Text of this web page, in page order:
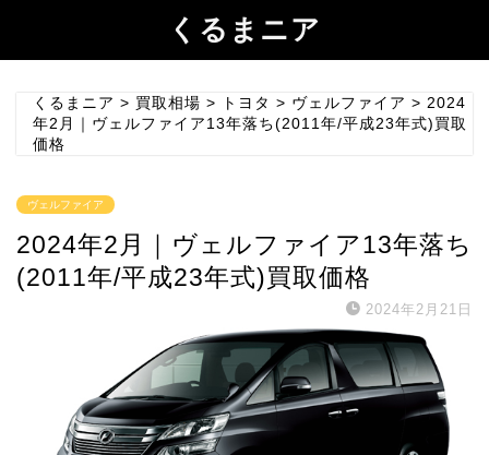
くるまニア
くるまニア > 買取相場 > トヨタ > ヴェルファイア > 2024
年2月｜ヴェルファイア13年落ち(2011年/平成23年式)買取
価格
ヴェルファイア
2024年2月｜ヴェルファイア13年落ち
(2011年/平成23年式)買取価格
2024年2月21日